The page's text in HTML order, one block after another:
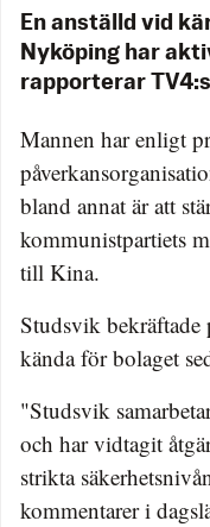
En anställd vid
Nyköping har
rapporterar
Mannen har enligt
bland annat är att
kommunistpartiets
till Kina.
Studsvik bekräftade
kända för bolaget
"Studsvik
och har vidtagit
strikta
kommentarer i